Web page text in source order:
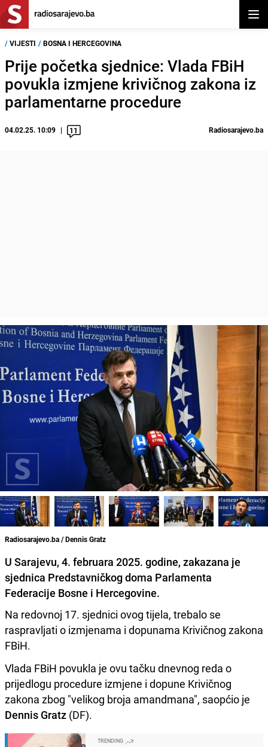
/ VIJESTI / BOSNA I HERCEGOVINA
Prije početka sjednice: Vlada FBiH
povukla izmjene krivičnog zakona iz
parlamentarne procedure
04.02.25. 10:09 11 Radiosarajevo.ba
Radiosarajevo.ba / Dennis Gratz
U Sarajevu, 4. februara 2025. godine, zakazana je
sjednica Predstavničkog doma Parlamenta
Federacije Bosne i Hercegovine.
Na redovnoj 17. sjednici ovog tijela, trebalo se
raspravljati o izmjenama i dopunama Krivičnog zakona
FBiH.
Vlada FBiH povukla je ovu tačku dnevnog reda o
prijedlogu procedure izmjene i dopune Krivičnog
zakona zbog "velikog broja amandmana", saopćio je
Dennis Gratz (DF).
TRENDING